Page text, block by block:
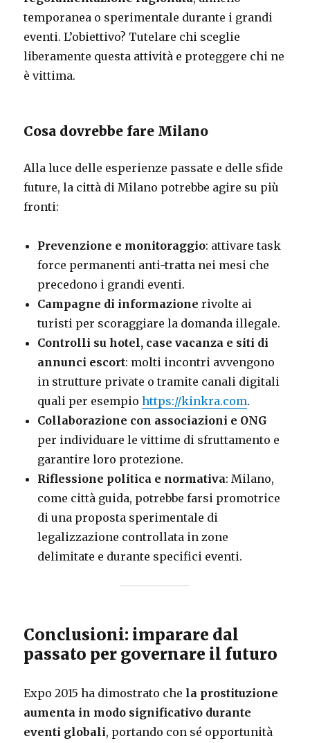
temporanea o sperimentale durante i grandi
eventi. L’obiettivo? Tutelare chi sceglie
liberamente questa attività e proteggere chi ne
è vittima.
Cosa dovrebbe fare Milano
Alla luce delle esperienze passate e delle sfide
future, la città di Milano potrebbe agire su più
fronti:
Prevenzione e monitoraggio: attivare task
force permanenti anti-tratta nei mesi che
precedono i grandi eventi.
Campagne di informazione rivolte ai
turisti per scoraggiare la domanda illegale.
Controlli su hotel, case vacanza e siti di
annunci escort: molti incontri avvengono
in strutture private o tramite canali digitali
quali per esempiohttps://kinkra.com.
Collaborazione con associazioni e ONG
per individuare le vittime di sfruttamento e
garantire loro protezione.
Riflessione politica e normativa: Milano,
come città guida, potrebbe farsi promotrice
di una proposta sperimentale di
legalizzazione controllata in zone
delimitate e durante specifici eventi.
Conclusioni: imparare dal
passato per governare il futuro
Expo 2015 ha dimostrato che la prostituzione
aumenta in modo significativo durante
eventi globali, portando con sé opportunità